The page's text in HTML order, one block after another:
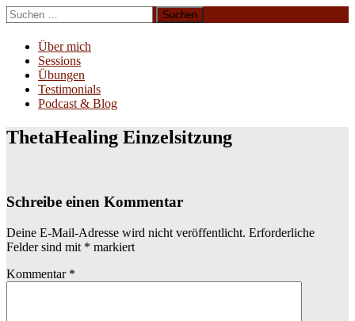
Zum
Inhalt
springen
Suchen
nach:
Über mich
Sessions
Übungen
Testimonials
Podcast & Blog
ThetaHealing Einzelsitzung
Schreibe einen Kommentar
Deine E-Mail-Adresse wird nicht veröffentlicht. Erforderliche
Felder sind mit * markiert
Kommentar *